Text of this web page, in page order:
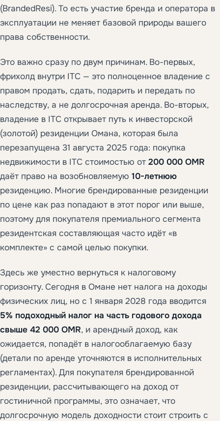
(BrandedResi). То есть участие бренда и оператора в
эксплуатации не меняет базовой природы вашего
права собственности.
Это важно сразу по двум причинам. Во-первых,
фрихолд внутри ITC — это полноценное владение с
правом продать, сдать, подарить и передать по
наследству, а не долгосрочная аренда. Во-вторых,
владение в ITC открывает путь к инвесторской
(золотой) резиденции Омана, которая была
перезапущена 31 августа 2025 года: покупка
недвижимости в ITC стоимостью от 200 000 OMR
даёт право на возобновляемую 10-летнюю
резиденцию. Многие брендированные резиденции
по цене как раз попадают в этот порог или выше,
поэтому для покупателя премиального сегмента
резидентская составляющая часто идёт «в
комплекте» с самой целью покупки.
Здесь же уместно вернуться к налоговому
горизонту. Сегодня в Омане нет налога на доходы
физических лиц, но с 1 января 2028 года вводится
5% подоходный налог на часть годового дохода
свыше 42 000 OMR, и арендный доход, как
ожидается, попадёт в налогооблагаемую базу
(детали по аренде уточняются в исполнительных
регламентах). Для покупателя брендированной
резиденции, рассчитывающего на доход от
гостиничной программы, это означает, что
долгосрочную модель доходности стоит строить с